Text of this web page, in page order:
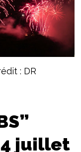
: DR
juillet